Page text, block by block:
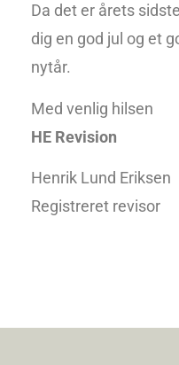
Da det er årets
dig en god jul og et
nytår.
Med venlig hilsen
HE Revision
Henrik Lund Eriksen
Registreret revisor